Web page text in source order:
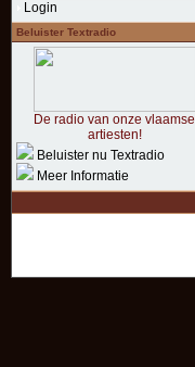
Login
Beluister Textradio
De radio van onze vlaamse
artiesten!
Beluister nu Textradio
Meer Informatie